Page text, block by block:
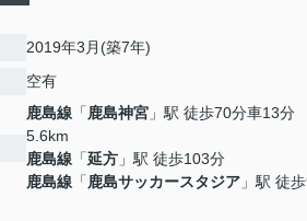
2019年3月(築7年)
空有
鹿島線 「 鹿島神宮 」駅 徒歩70分車13分
5.6km
鹿島線 「延方 」駅 徒歩103分
鹿島線 「 鹿島サッカースタジア 」駅 徒